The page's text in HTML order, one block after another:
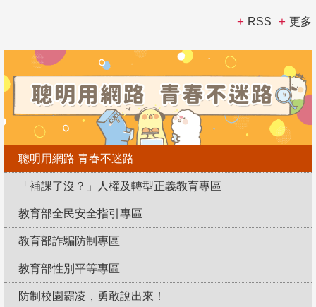
RSS 更多
聰明用網路 青春不迷路
「補課了沒？」人權及轉型正義教育專區
教育部全民安全指引專區
教育部詐騙防制專區
教育部性別平等專區
防制校園霸凌，勇敢說出來！